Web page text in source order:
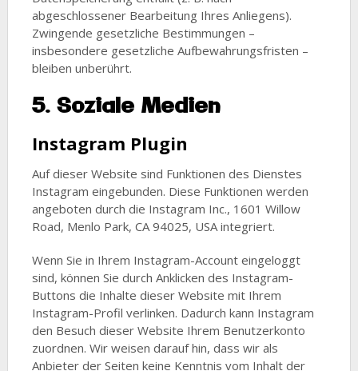
abgeschlossener Bearbeitung Ihres Anliegens).
Zwingende gesetzliche Bestimmungen –
insbesondere gesetzliche Aufbewahrungsfristen –
bleiben unberührt.
5. Soziale Medien
Instagram Plugin
Auf dieser Website sind Funktionen des Dienstes
Instagram eingebunden. Diese Funktionen werden
angeboten durch die Instagram Inc., 1601 Willow
Road, Menlo Park, CA 94025, USA integriert.
Wenn Sie in Ihrem Instagram-Account eingeloggt
sind, können Sie durch Anklicken des Instagram-
Buttons die Inhalte dieser Website mit Ihrem
Instagram-Profil verlinken. Dadurch kann Instagram
den Besuch dieser Website Ihrem Benutzerkonto
zuordnen. Wir weisen darauf hin, dass wir als
Anbieter der Seiten keine Kenntnis vom Inhalt der